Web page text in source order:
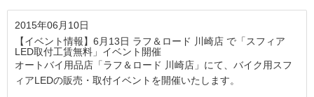
2015年06月10日
【イベント情報】6月13日 ラフ＆ロード 川崎店 で「スフィア
LED取付工賃無料」イベント開催
オートバイ用品店「ラフ＆ロード 川崎店」にて、バイク用スフ
ィアLEDの販売・取付イベントを開催いたします。